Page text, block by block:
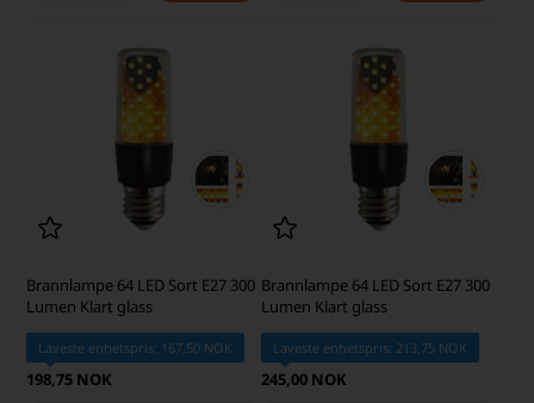
Brannlampe 64 LED Sort E27 300
Lumen Klart glass
Laveste enhetspris: 167,50 NOK
198,75 NOK
Brannlampe 64 LED Sort E27 300
Lumen Klart glass
Laveste enhetspris: 213,75 NOK
245,00 NOK